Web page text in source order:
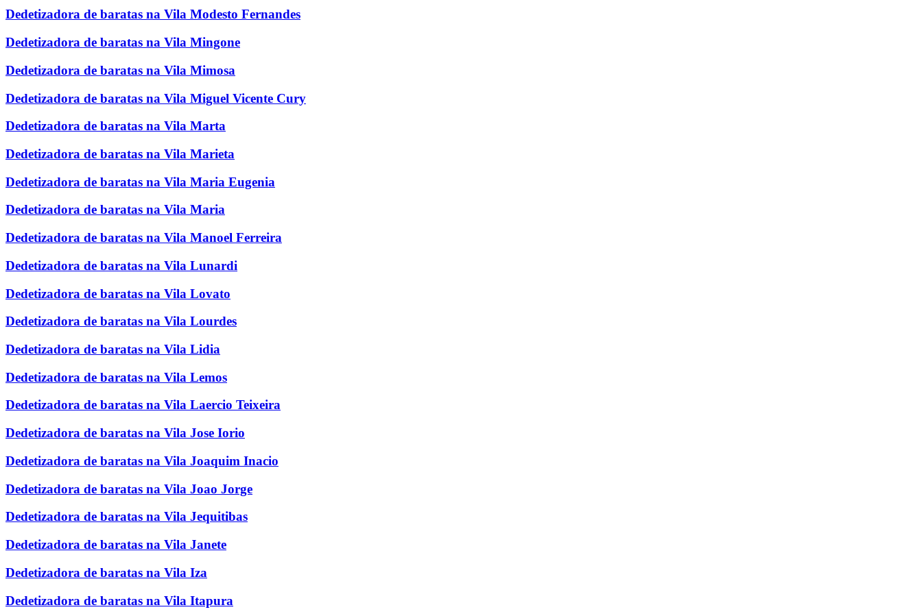
Dedetizadora de baratas na Vila Modesto Fernandes
Dedetizadora de baratas na Vila Mingone
Dedetizadora de baratas na Vila Mimosa
Dedetizadora de baratas na Vila Miguel Vicente Cury
Dedetizadora de baratas na Vila Marta
Dedetizadora de baratas na Vila Marieta
Dedetizadora de baratas na Vila Maria Eugenia
Dedetizadora de baratas na Vila Maria
Dedetizadora de baratas na Vila Manoel Ferreira
Dedetizadora de baratas na Vila Lunardi
Dedetizadora de baratas na Vila Lovato
Dedetizadora de baratas na Vila Lourdes
Dedetizadora de baratas na Vila Lidia
Dedetizadora de baratas na Vila Lemos
Dedetizadora de baratas na Vila Laercio Teixeira
Dedetizadora de baratas na Vila Jose Iorio
Dedetizadora de baratas na Vila Joaquim Inacio
Dedetizadora de baratas na Vila Joao Jorge
Dedetizadora de baratas na Vila Jequitibas
Dedetizadora de baratas na Vila Janete
Dedetizadora de baratas na Vila Iza
Dedetizadora de baratas na Vila Itapura